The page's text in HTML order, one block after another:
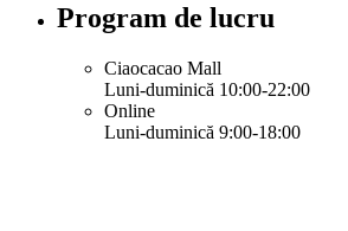
Program de lucru
Ciaocacao Mall
Luni-duminică 10:00-22:00
Online
Luni-duminică 9:00-18:00